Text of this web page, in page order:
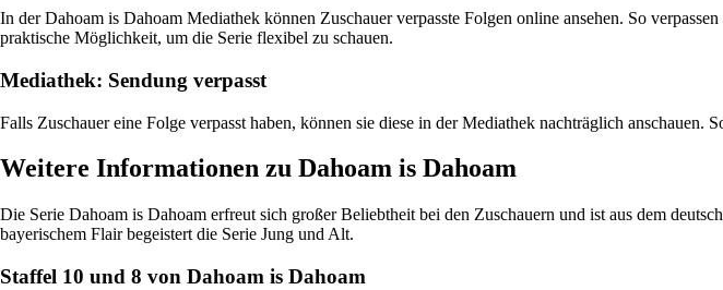
In der Dahoam is Dahoam Mediathek können Zuschauer verpasste Folgen online ansehen. So
praktische Möglichkeit, um die Serie flexibel zu schauen.
Mediathek: Sendung verpasst
Falls Zuschauer eine Folge verpasst haben, können sie diese in der Mediathek nachträglich
Weitere Informationen zu Dahoam is Dahoam
Die Serie Dahoam is Dahoam erfreut sich großer Beliebtheit bei den Zuschauern und ist aus dem
bayerischem Flair begeistert die Serie Jung und Alt.
Staffel 10 und 8 von Dahoam is Dahoam